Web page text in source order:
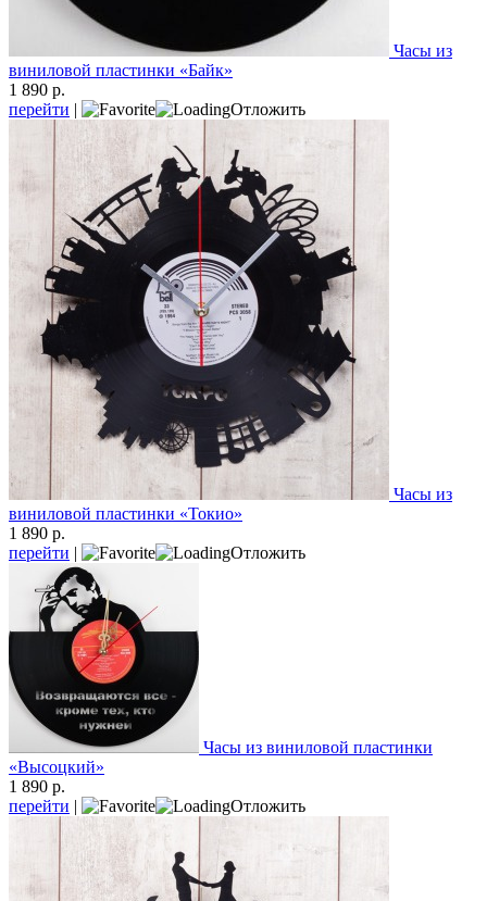
Часы из
виниловой пластинки «Байк»
1 890 р.
перейти | Отложить
Часы из
виниловой пластинки «Токио»
1 890 р.
перейти | Отложить
Часы из виниловой пластинки
«Высоцкий»
1 890 р.
перейти | Отложить